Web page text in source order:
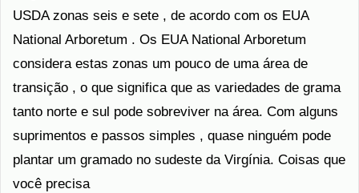
USDA zonas seis e sete , de acordo com os EUA
National Arboretum . Os EUA National Arboretum
considera estas zonas um pouco de uma área de
transição , o que significa que as variedades de grama
tanto norte e sul pode sobreviver na área. Com alguns
suprimentos e passos simples , quase ninguém pode
plantar um gramado no sudeste da Virgínia. Coisas que
você precisa